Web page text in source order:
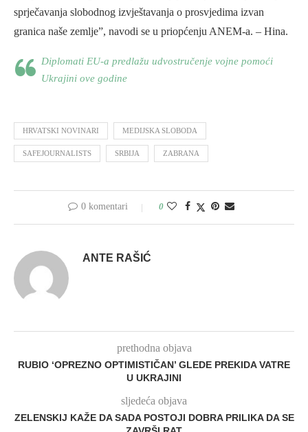
sprječavanja slobodnog izvještavanja o prosvjedima izvan
granica naše zemlje”, navodi se u priopćenju ANEM-a. – Hina.
Diplomati EU-a predlažu udvostručenje vojne pomoći
Ukrajini ove godine
HRVATSKI NOVINARI MEDIJSKA SLOBODA
SAFEJOURNALISTS SRBIJA ZABRANA
0 komentari 0
ANTE RAŠIĆ
prethodna objava
RUBIO ‘OPREZNO OPTIMISTIČAN’ GLEDE PREKIDA VATRE
U UKRAJINI
sljedeća objava
ZELENSKIJ KAŽE DA SADA POSTOJI DOBRA PRILIKA DA SE